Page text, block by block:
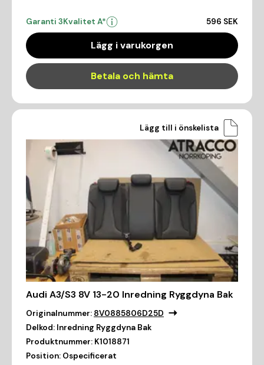
Garanti 3Kvalitet A* 596 SEK
Lägg i varukorgen
Betala och hämta
Lägg till i önskelista
Audi A3/S3 8V 13-20 Inredning Ryggdyna Bak
Originalnummer: 8V0885806D25D
Delkod: Inredning Ryggdyna Bak
Produktnummer: K1018871
Position: Ospecificerat